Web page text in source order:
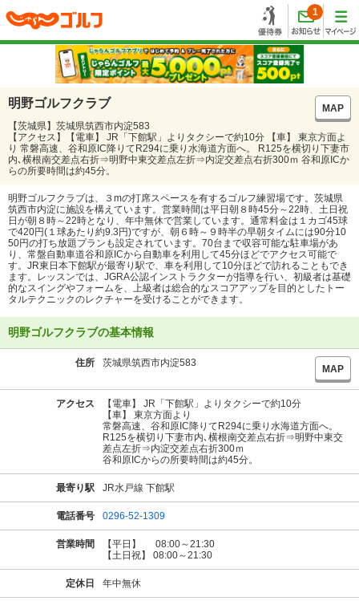
1
明野ゴルフクラブ
MAP
【茨城県】茨城県筑西市内淀583
【アクセス】【電車】 JR「下館駅」よりタクシーで約10分 【車】 東京方面よ
り 常磐高速、谷和原IC降りてR294に乗り水海道方面へ。 R125を横切り下妻市
内､横根南交差点右折⇒明野中東交差点左折⇒内淀交差点右折300ｍ 谷和原ICか
らの所要時間は約45分。
明野ゴルフクラブは、３mの打席スペースを有するゴルフ練習場です。茨城県
筑西市内淀に施設を構えています。営業時間は平日朝８時45分～22時、土日祝
日が朝８時～22時となり、年中無休で営業しています。通常料金は１カゴ45球
で420円(１球あたり約9.3円)ですが、朝６時～９時半の早朝タイムには90分10
50円の打ち放題プランも設定されています。70台まで収容可能な駐車場があ
り、常盤自動車道谷和原ICから自動車を利用して45分ほどでアクセス可能で
す。JR東日本下館駅が最寄り駅で、車を利用して10分ほどで訪れることもでき
ます。レッスンでは、JGRA公認インストラクターが指導を行い、初級者は基礎
的なスイングやフォームを、上級者は総合的なスコアアップを目的としたトー
タルテクニックのレクチャーを受けることができます。
明野ゴルフクラブの基本情報
住所 茨城県筑西市内淀583
MAP
アクセス
【電車】 JR「下館駅」よりタクシーで約10分
【車】 東京方面より
常磐高速、谷和原IC降りてR294に乗り水海道方面へ。
R125を横切り下妻市内､横根南交差点右折⇒明野中東交
差点左折⇒内淀交差点右折300ｍ
谷和原ICからの所要時間は約45分。
最寄り駅 JR水戸線 下館駅
電話番号 0296-52-1309
営業時間
【平日】 08:00～21:30
【土日祝】 08:00～21:30
定休日 年中無休